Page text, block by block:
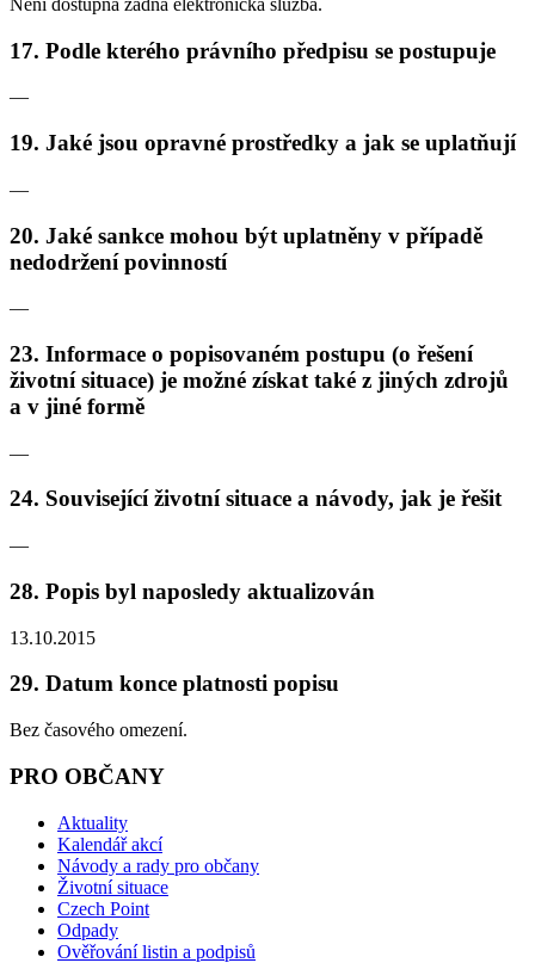
Není dostupná žádná elektronická služba.
17. Podle kterého právního předpisu se postupuje
—
19. Jaké jsou opravné prostředky a jak se uplatňují
—
20. Jaké sankce mohou být uplatněny v případě
nedodržení povinností
—
23. Informace o popisovaném postupu (o řešení
životní situace) je možné získat také z jiných zdrojů
a v jiné formě
—
24. Související životní situace a návody, jak je řešit
—
28. Popis byl naposledy aktualizován
13.10.2015
29. Datum konce platnosti popisu
Bez časového omezení.
PRO OBČANY
Aktuality
Kalendář akcí
Návody a rady pro občany
Životní situace
Czech Point
Odpady
Ověřování listin a podpisů